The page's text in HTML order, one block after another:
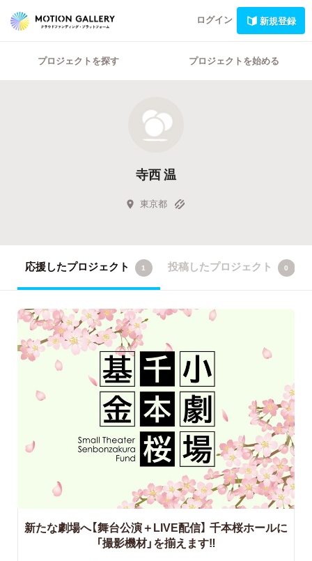
ログイン 新規登録
プロジェクトを探す プロジェクトを始める
寺西 温
東京都
応援したプロジェクト 1 投稿したプロジェクト 0
新たな劇場へ【舞台公演＋LIVE配信】 千本桜ホールに
「撮影機材」を揃えます‼